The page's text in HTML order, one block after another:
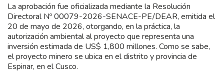
La aprobación fue oficializada mediante la Resolución
Directoral Nº 00079-2026-SENACE-PE/DEAR, emitida el
20 de mayo de 2026, otorgando, en la práctica, la
autorización ambiental al proyecto que representa una
inversión estimada de US$ 1,800 millones. Como se sabe,
el proyecto minero se ubica en el distrito y provincia de
Espinar, en el Cusco.